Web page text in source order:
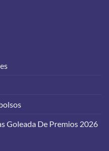
Goleada De Premios 2026